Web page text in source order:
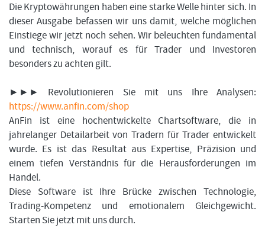
Die Kryptowährungen haben eine starke Welle hinter sich. In
dieser Ausgabe befassen wir uns damit, welche möglichen
Einstiege wir jetzt noch sehen. Wir beleuchten fundamental
und technisch, worauf es für Trader und Investoren
besonders zu achten gilt.
►►► Revolutionieren Sie mit uns Ihre Analysen:
https://www.anfin.com/shop
AnFin ist eine hochentwickelte Chartsoftware, die in
jahrelanger Detailarbeit von Tradern für Trader entwickelt
wurde. Es ist das Resultat aus Expertise, Präzision und
einem tiefen Verständnis für die Herausforderungen im
Handel.
Diese Software ist Ihre Brücke zwischen Technologie,
Trading-Kompetenz und emotionalem Gleichgewicht.
Starten Sie jetzt mit uns durch.